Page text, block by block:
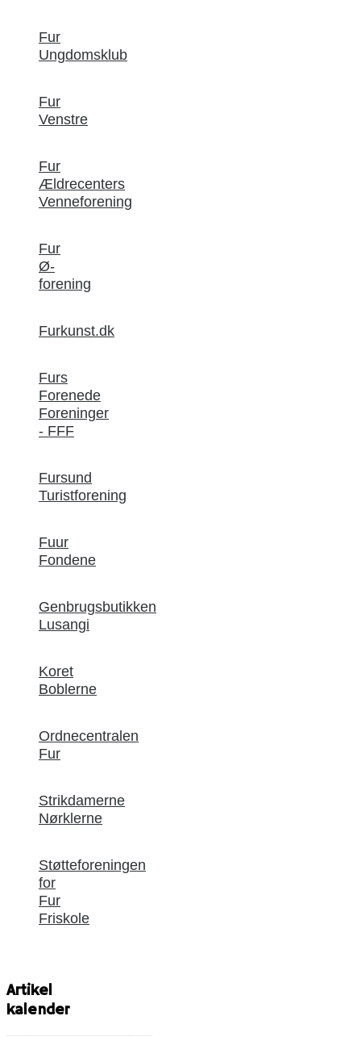
Fur
Ungdomsklub
Fur
Venstre
Fur
Ældrecenters
Venneforening
Fur
Ø-
forening
Furkunst.dk
Furs
Forenede
Foreninger
- FFF
Fursund
Turistforening
Fuur
Fondene
Genbrugsbutikken
Lusangi
Koret
Boblerne
Ordnecentralen
Fur
Strikdamerne
Nørklerne
Støtteforeningen
for
Fur
Friskole
Artikel
kalender